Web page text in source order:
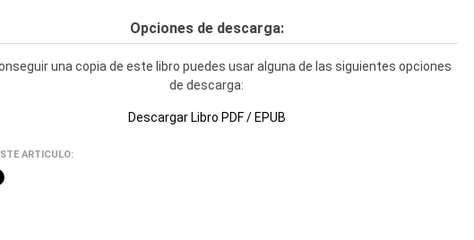
Opciones de descarga:
una copia de este libro puedes usar alguna de las siguientes opciones
de descarga:
Descargar Libro PDF / EPUB
ARTICULO: